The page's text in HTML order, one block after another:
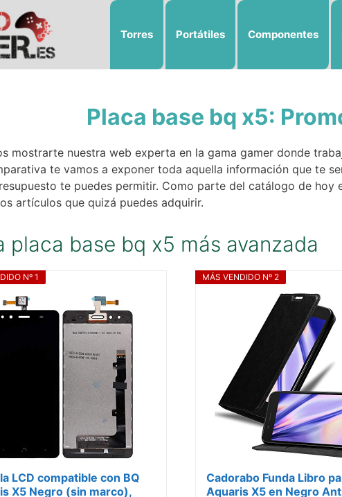
Torres Portátiles Componentes
Placa base bq x5:
mostrarte nuestra web experta en la gama gamer donde
te vamos a exponer toda aquella información que te
te puedes permitir. Como parte del catálogo de hoy
artículos que quizá puedes adquirir.
placa base bq x5 más avanzada
Nº 1
LCD compatible con BQ
X5 Negro (sin marco),
MÁS VENDIDO Nº 2
Cadorabo Funda Libro
Aquaris X5 en Negro